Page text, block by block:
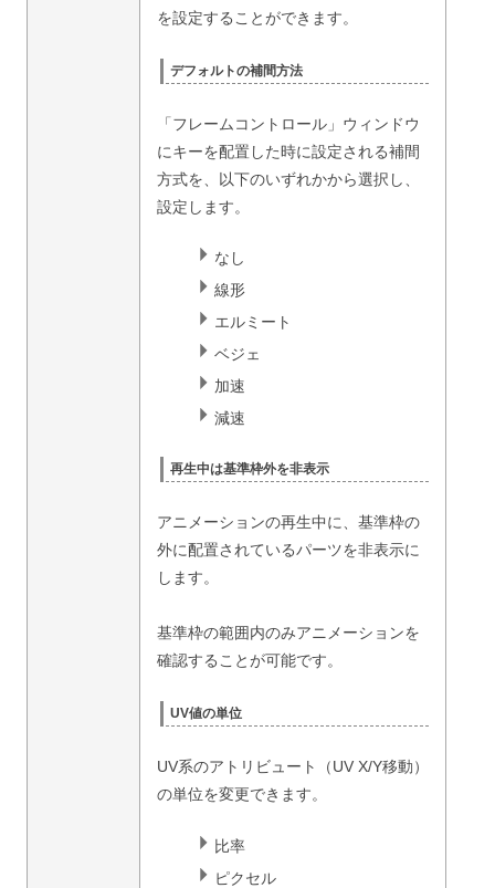
を設定することができます。
デフォルトの補間方法
「フレームコントロール」ウィンドウ
にキーを配置した時に設定される補間
方式を、以下のいずれかから選択し、
設定します。
なし
線形
エルミート
ベジェ
加速
減速
再生中は基準枠外を非表示
アニメーションの再生中に、基準枠の
外に配置されているパーツを非表示に
します。
基準枠の範囲内のみアニメーションを
確認することが可能です。
UV値の単位
UV系のアトリビュート（UV X/Y移動）
の単位を変更できます。
比率
ピクセル